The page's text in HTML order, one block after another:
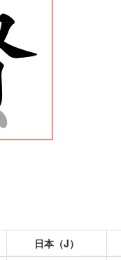
日本（J）